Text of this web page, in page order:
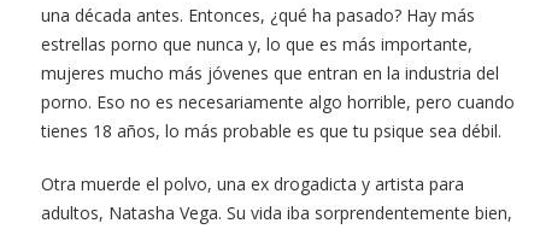
una década antes. Entonces, ¿qué ha pasado? Hay más
estrellas porno que nunca y, lo que es más importante,
mujeres mucho más jóvenes que entran en la industria del
porno. Eso no es necesariamente algo horrible, pero cuando
tienes 18 años, lo más probable es que tu psique sea débil.
Otra muerde el polvo, una ex drogadicta y artista para
adultos, Natasha Vega. Su vida iba sorprendentemente bien,